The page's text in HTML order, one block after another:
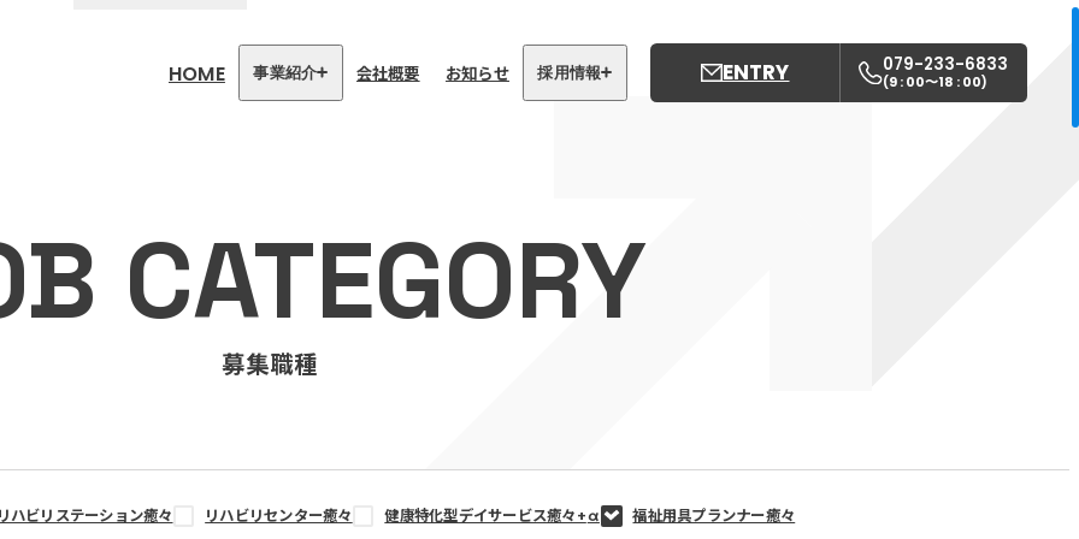
HOME 事業紹介
リハビリセンター癒々
健康特化型デイサービス癒々＋
α
福祉用具プランナー癒々
姫路中央保育園
会社概要 お知らせ 採用情報 ENTRY 079-233-6833
(9 : 00〜18 : 00)
CATEGORY
募集職種
ハビリステーション癒々 リハビリセンター癒々 健康特化型デイサービス癒々+α 福祉用具プランナー癒々